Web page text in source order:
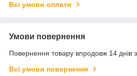
Всі умови оплати
Умови повернення
Повернення товару впродовж 14 днів
Всі умови повернення